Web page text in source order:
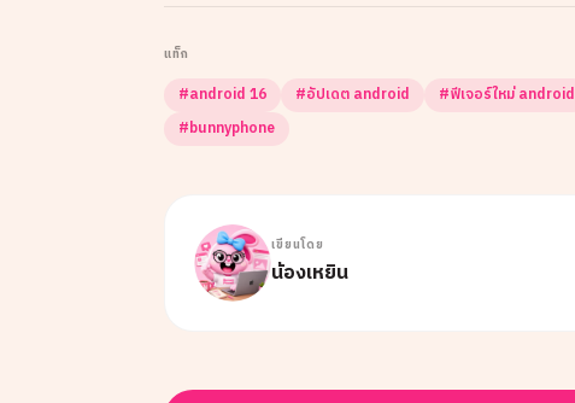
แท็ก
#android 16 #อัปเดต android #ฟีเจอร์ใหม่ android
#bunnyphone
เขียนโดย
น้องเหยิน